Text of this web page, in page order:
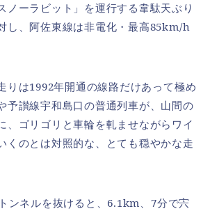
ノーラビット」を運行する韋駄天ぶり
し、阿佐東線は非電化・最高85km/h
りは1992年開通の線路だけあって極め
予讃線宇和島口の普通列車が、山間の
、ゴリゴリと車輪を軋ませながらワイ
くのとは対照的な、とても穏やかな走
ンネルを抜けると、6.1km、7分で宍